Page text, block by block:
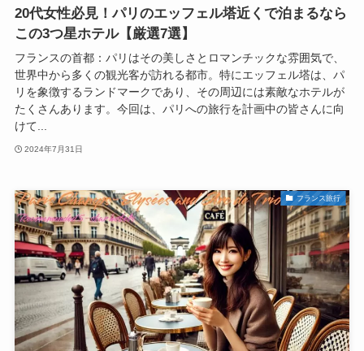
20代女性必見！パリのエッフェル塔近くで泊まるなら
この3つ星ホテル【厳選7選】
フランスの首都：パリはその美しさとロマンチックな雰囲気で、
世界中から多くの観光客が訪れる都市。特にエッフェル塔は、パ
リを象徴するランドマークであり、その周辺には素敵なホテルが
たくさんあります。今回は、パリへの旅行を計画中の皆さんに向
けて...
2024年7月31日
フランス旅行